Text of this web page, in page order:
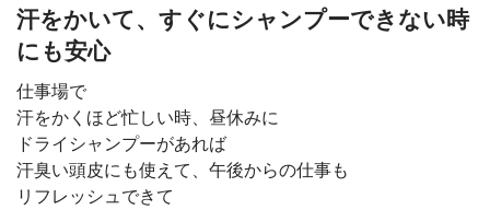
汗をかいて、すぐにシャンプーできない時
にも安心
仕事場で
汗をかくほど忙しい時、昼休みに
ドライシャンプーがあれば
汗臭い頭皮にも使えて、午後からの仕事も
リフレッシュできて